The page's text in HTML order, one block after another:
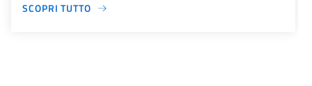
SCOPRI TUTTO